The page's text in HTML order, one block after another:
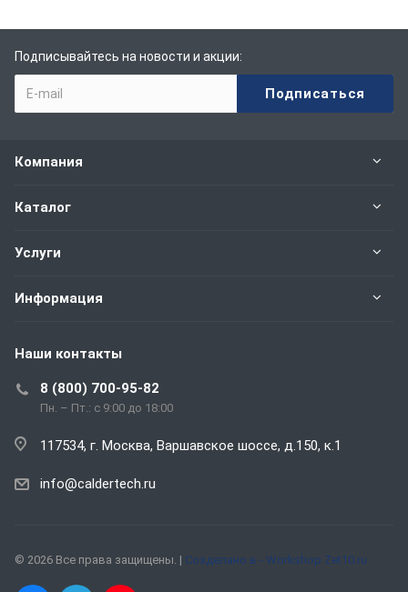
Подписывайтесь на новости и акции:
Компания
Каталог
Услуги
Информация
Наши контакты
8 (800) 700-95-82
Пн. – Пт.: с 9:00 до 18:00
117534, г. Москва, Варшавское шоссе, д.150, к.1
info@caldertech.ru
© 2026 Все права защищены. | Созделано в - Workshop Zet10.ru